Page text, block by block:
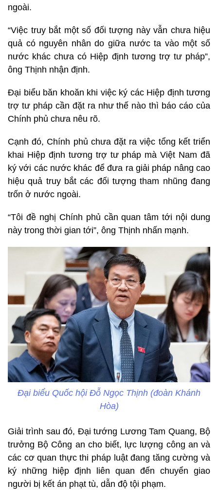
ngoài.
“Việc truy bắt một số đối tượng này vẫn chưa hiệu
quả có nguyên nhân do giữa nước ta vào một số
nước khác chưa có Hiệp định tương trợ tư pháp”,
ông Thịnh nhận định.
Đại biểu băn khoăn khi việc ký các Hiệp định tương
trợ tư pháp cần đặt ra như thế nào thì báo cáo của
Chính phủ chưa nêu rõ.
Cạnh đó, Chính phủ chưa đặt ra việc tổng kết triển
khai Hiệp định tương trợ tư pháp mà Việt Nam đã
ký với các nước khác để đưa ra giải pháp nâng cao
hiệu quả truy bắt các đối tượng tham nhũng đang
trốn ở nước ngoài.
“Tôi đề nghị Chính phủ cần quan tâm tới nội dung
này trong thời gian tới”, ông Thịnh nhấn mạnh.
Đại biểu Quốc hội Đỗ Ngọc Thịnh (đoàn Khánh
Hòa)
Giải trình sau đó, Đại tướng Lương Tam Quang, Bộ
trưởng Bộ Công an cho biết, lực lượng công an và
các cơ quan thực thi pháp luật đang tăng cường và
ký những hiệp định liên quan đến chuyển giao
người bị kết án phạt tù, dẫn độ tội phạm.